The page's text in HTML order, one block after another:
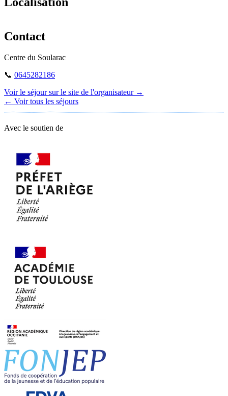
+
Contact
Centre du Soularac
📞 0645282186
Voir le séjour sur le site de l'organisateur →
← Voir tous les séjours
Avec le soutien de